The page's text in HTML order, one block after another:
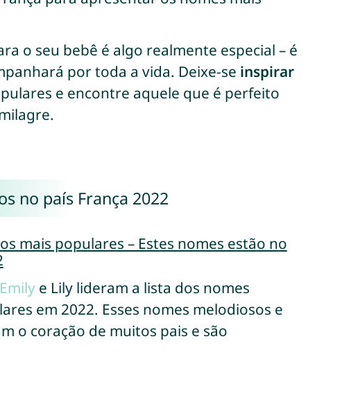
o seu bebê é algo realmente especial – é
por toda a vida. Deixe-se inspirar
e encontre aquele que é perfeito
no país França 2022
mais populares – Estes nomes estão no
Emilye Lily lideram a lista dos nomes
em 2022. Esses nomes melodiosos e
o coração de muitos pais e são